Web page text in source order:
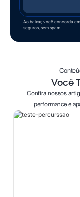
Ao baixar, você concorda
seguros, sem spam.
Você
Confira nossos
performance e